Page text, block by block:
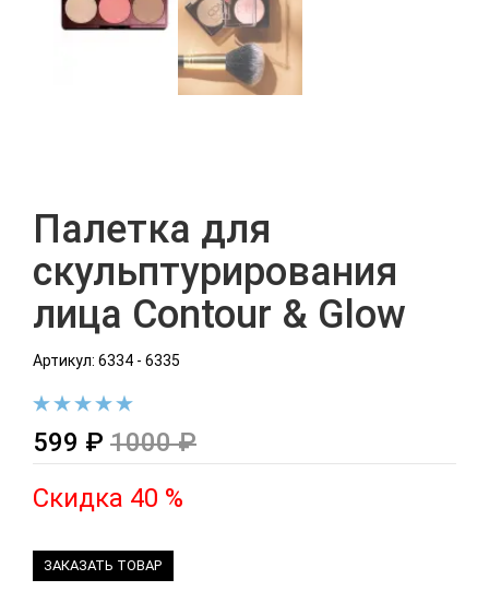
Палетка для
скульптурирования
лица Contour & Glow
Артикул: 6334 - 6335
599 ₽ 1000 ₽
Скидка 40 %
ЗАКАЗАТЬ ТОВАР